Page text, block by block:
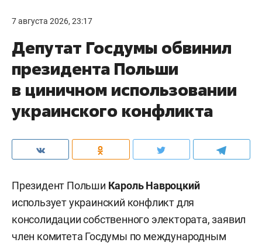
7 августа 2026, 23:17
Депутат Госдумы обвинил
президента Польши
в циничном использовании
украинского конфликта
Президент Польши Кароль Навроцкий
использует украинский конфликт для
консолидации собственного электората, заявил
член комитета Госдумы по международным